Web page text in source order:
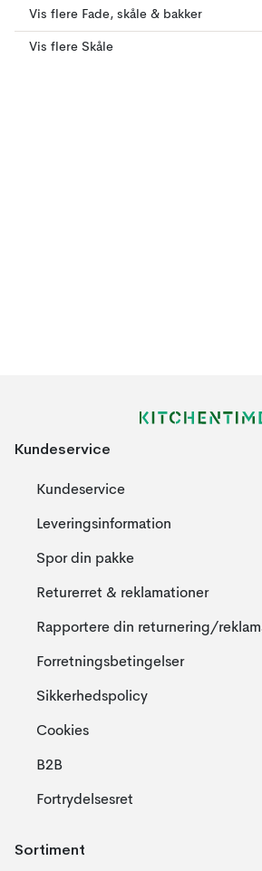
Vis flere Fade, skåle & bakker
Vis flere Skåle
Kundeservice
Kundeservice
Leveringsinformation
Spor din pakke
Returerret & reklamationer
Rapportere din returnering/
Forretningsbetingelser
Sikkerhedspolicy
Cookies
B2B
Fortrydelsesret
Sortiment